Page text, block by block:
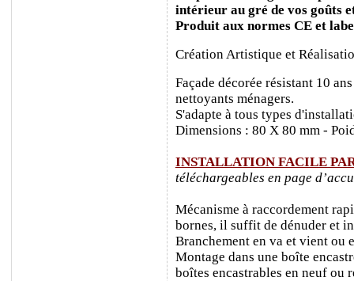
intérieur au gré de vos goûts
Produit aux normes CE et
Création Artistique et
Façade décorée résistant 10
nettoyants ménagers.
S'adapte à tous types
Dimensions : 80 X 80 mm -
INSTALLATION FACILE
téléchargeables en page
Mécanisme à raccordement
bornes, il suffit de dénuder et
Branchement en va et vient ou
Montage dans une boîte
boîtes encastrables en neuf ou